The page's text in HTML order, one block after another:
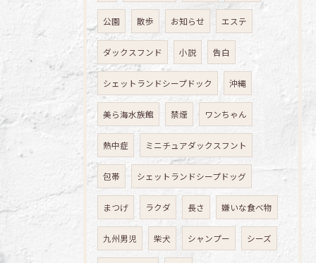
公園 散歩 お知らせ エステ
ダックスフンド 小説 告白
シェットランドシープドック 沖縄
美ら海水族館 禁煙 ワンちゃん
熱中症 ミニチュアダックスフント
包帯 シェットランドシープドッグ
まつげ ラクダ 長さ 嫌いな食べ物
九州男児 柴犬 シャンプー シーズ